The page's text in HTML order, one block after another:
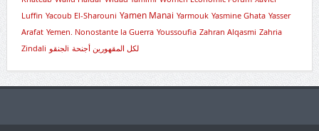
Luffin Yacoub El-Sharouni Yamen Manai Yarmouk Yasmine Ghata Yasser
Arafat Yemen. Nonostante la Guerra Youssoufia Zahran Alqasmi Zahria
Zindali
لجنقوi لكل المقهورين أجنحة